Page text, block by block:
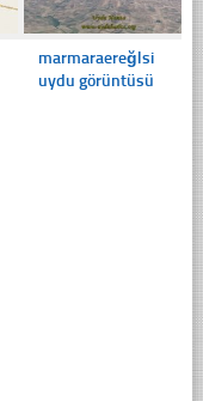
marmaraereğlsi
uydu görüntüsü